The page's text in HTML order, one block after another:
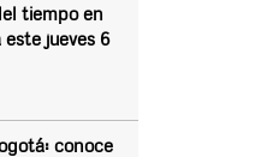
tiempo en
jueves 6
conoce